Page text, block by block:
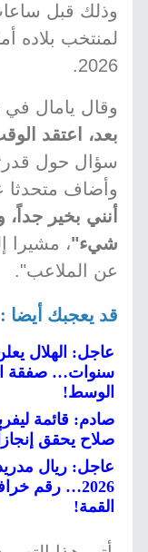
وذلك قبل
لمنتخب بلاده
2026.
وقال يامال في
بعد، اعتقد
سؤال حول
وأضاف
أنني بخير
شيء"، مشيرا
عن الملاعب".
قد يعجبك أيضا :
عاجل: الهلال
سنوات… صفقة
الوسط!
صلاح يحقق
عاجل: ريال
2026… رقم
القمة!